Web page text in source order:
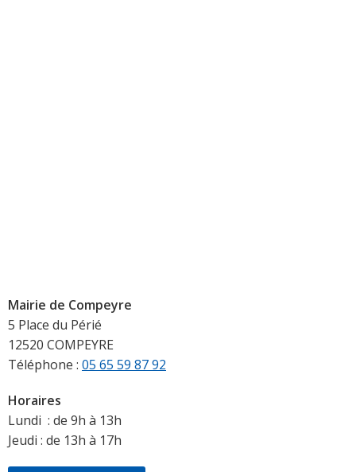
Mairie de Compeyre
5 Place du Périé
12520 COMPEYRE
Téléphone : 05 65 59 87 92
Horaires
Lundi : de 9h à 13h
Jeudi : de 13h à 17h